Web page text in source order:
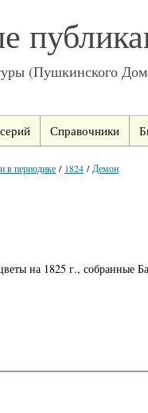
(Пушкинского
Справочники
в периодике / 1824 / Демон
на 1825 г.,